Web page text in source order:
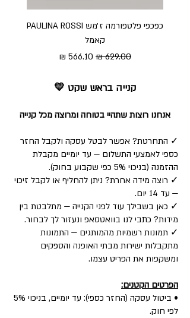
כפכפי פלטפורמה ז׳מש PAULINA ROSSI
קאמל
מחיר רגיל מחיר מבצע
קנייה בראש שקט 💛
אנחנו רוצות שתהיי בטוחה ומרוצה מכל קנייה
✓ התחרטת? אפשר לבטל עסקה ולקבל החזר
כספי לאמצעי התשלום — עד יומיים מקבלת
ההזמנה (בניכוי 5% כפי שקבוע בחוק).
✓ רוצה מידה אחרת? ניתן להחליף או לקבל זיכוי
— עד 14 יום.
✓ כאן בשבילך עוד לפני הקנייה — מתלבטת בין
מידות? כתבי לנו בוואטסאפ ונעזור לך לבחור.
✓ תמונות רשמיות מהמותגים — התמונות
מתקבלות ישירות מבתי האופנה והספקים
ומשקפות את הפריט עצמו.
הפרטים הקטנים:
• ביטול עסקה (החזר כספי): עד יומיים, בניכוי 5%
לפי חוק.